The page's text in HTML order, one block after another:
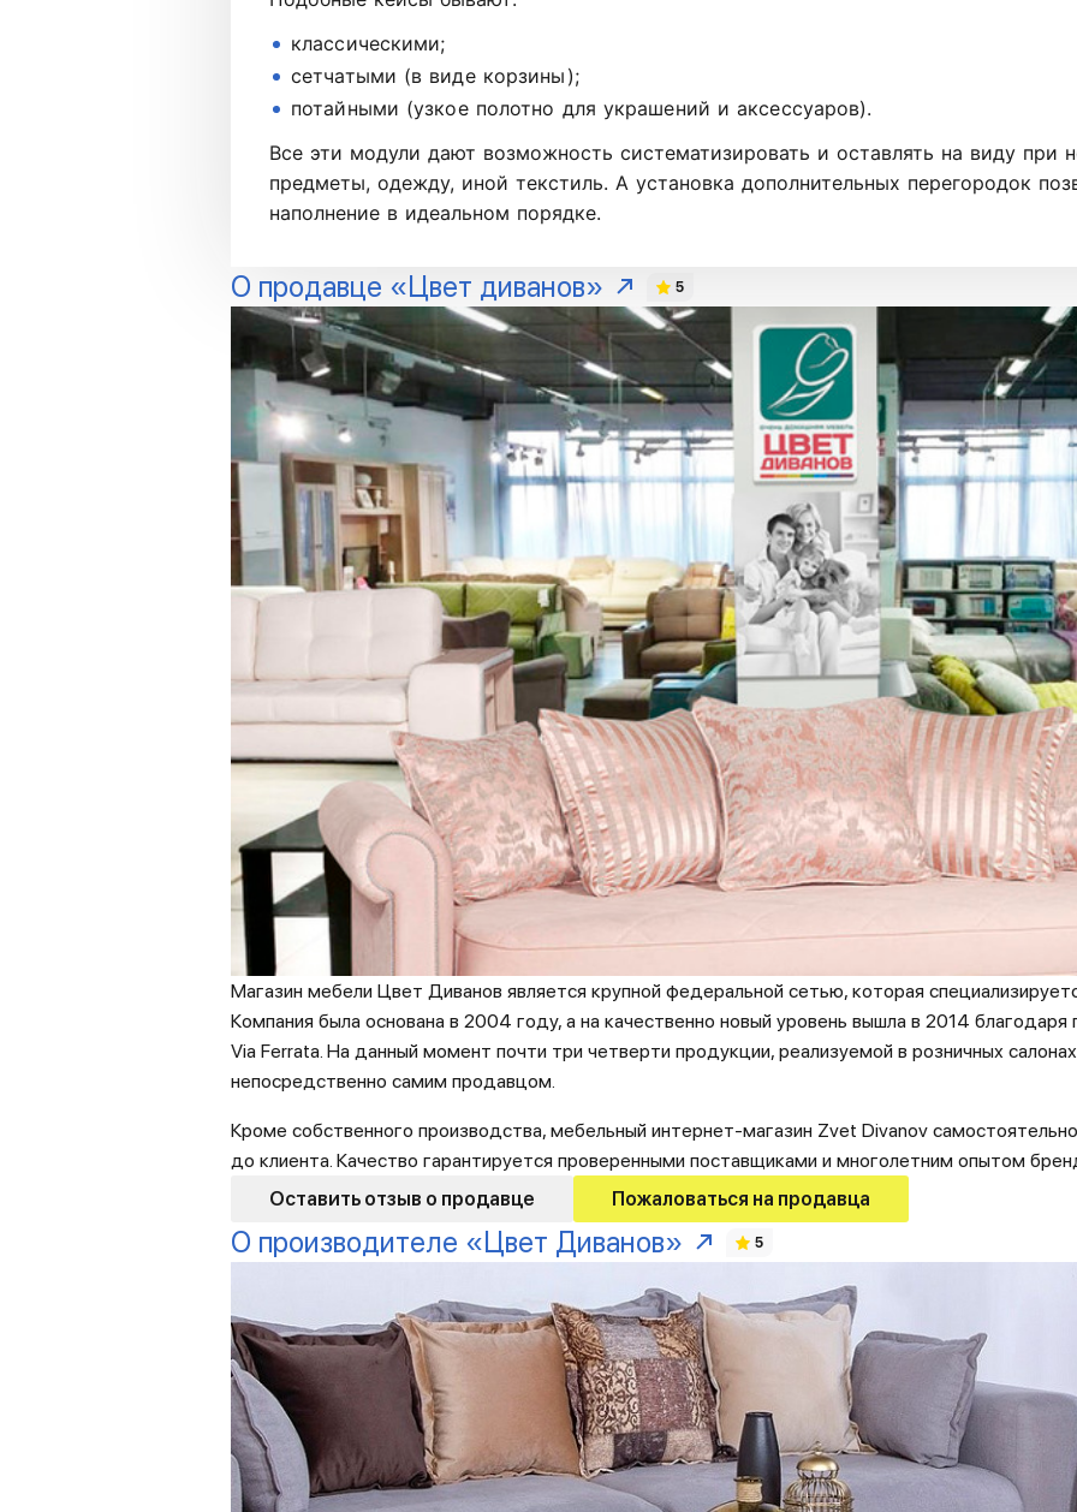
классическими;
сетчатыми (в виде корзины);
потайными (узкое полотно для украшений и аксессуаров).
Все эти модули дают возможность систематизировать и оставлять на виду при
предметы, одежду, иной текстиль. А установка дополнительных перегородок
наполнение в идеальном порядке.
О продавце «Цвет диванов» 5
Оставить отзыв о продавце Пожаловаться на продавца
Магазин мебели Цвет Диванов является крупной федеральной сетью, которая
Компания была основана в 2004 году, а на качественно новый уровень вышла в 2014 благодаря
Via Ferrata. На данный момент почти три четверти продукции, реализуемой в розничных
непосредственно самим продавцом.
Кроме собственного производства, мебельный интернет-магазин Zvet Divanov
до клиента. Качество гарантируется проверенными поставщиками и многолетним опытом
О производителе «Цвет Диванов» 5